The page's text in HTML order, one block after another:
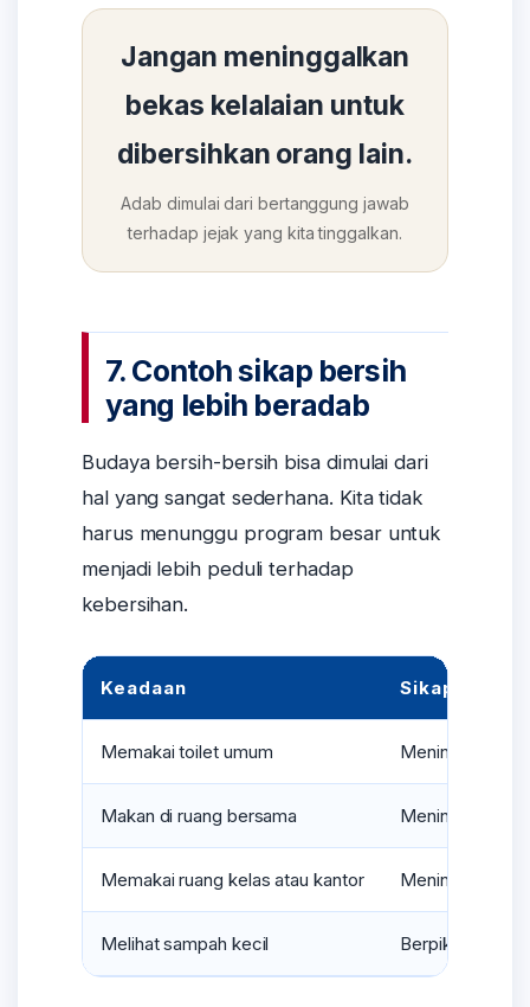
Jangan meninggalkan
bekas kelalaian untuk
dibersihkan orang lain.
Adab dimulai dari bertanggung jawab
terhadap jejak yang kita tinggalkan.
7. Contoh sikap bersih
yang lebih beradab
Budaya bersih-bersih bisa dimulai dari
hal yang sangat sederhana. Kita tidak
harus menunggu program besar untuk
menjadi lebih peduli terhadap
kebersihan.
Keadaan Sikap
Memakai toilet umum Meninggalkan
Makan di ruang bersama Meninggalkan
Memakai ruang kelas atau kantor Meninggalkan
Melihat sampah kecil Berpikir, “Itu